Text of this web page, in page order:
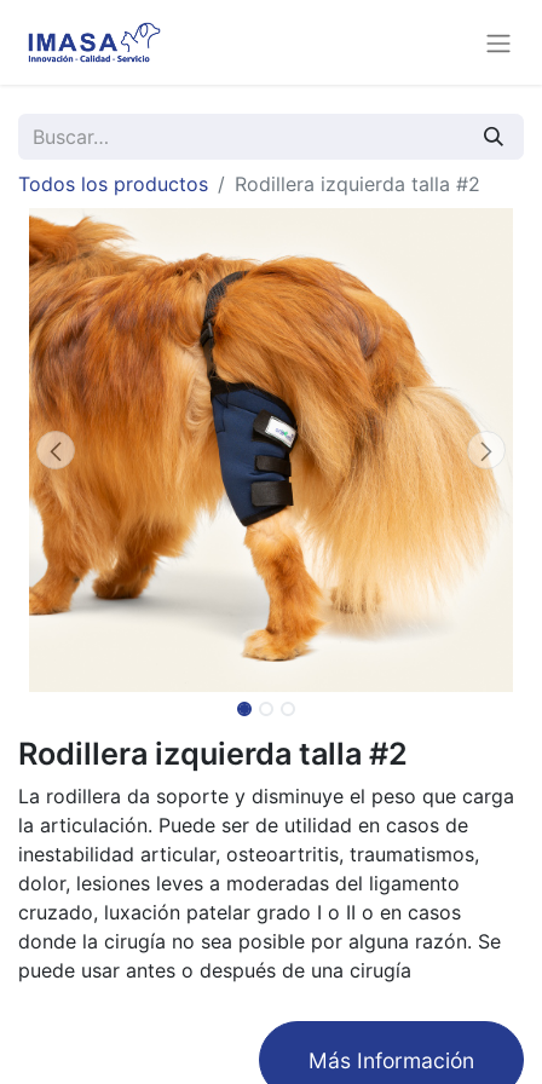
Todos los productos Rodillera izquierda talla #2
Rodillera izquierda talla #2
La rodillera da soporte y disminuye el peso que carga
la articulación. Puede ser de utilidad en casos de
inestabilidad articular, osteoartritis, traumatismos,
dolor, lesiones leves a moderadas del ligamento
cruzado, luxación patelar grado I o II o en casos
donde la cirugía no sea posible por alguna razón. Se
puede usar antes o después de una cirugía
​Más Información